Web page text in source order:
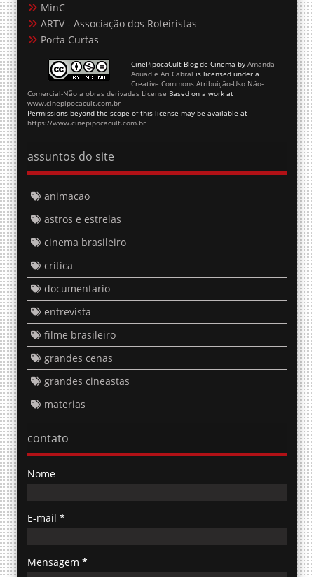
MinC
ARTV - Associação dos Roteiristas
Porta Curtas
CinePipocaCult Blog de Cinema by Amanda
Aouad e Ari Cabral is licensed under a
Creative Commons Atribuição-Uso Não-
Comercial-Não a obras derivadas License Based on a work at
www.cinepipocacult.com.br
Permissions beyond the scope of this license may be available at
https://www.cinepipocacult.com.br
assuntos do site
animacao
astros e estrelas
cinema brasileiro
critica
documentario
entrevista
filme brasileiro
grandes cenas
grandes cineastas
materias
contato
Nome
E-mail *
Mensagem *